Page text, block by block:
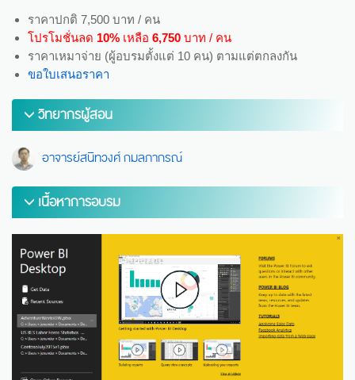
ราคาปกติ 7,500 บาท / คน
โปรโมชั่นลด 10% เหลือ 6,750 บาท / คน
ราคาเหมาจ่าย (ผู้อบรมตั้งแต่ 10 คน) ตามแต่ตกลงกัน
ขอใบเสนอราคา
วิทยากรผู้สอน
อาจารย์สนิทวงศ์ กมลภากรณ์
เนื้อหาการอบรม